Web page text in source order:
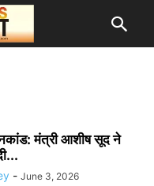
मंत्री आशीष सूद ने
- June 3, 2026